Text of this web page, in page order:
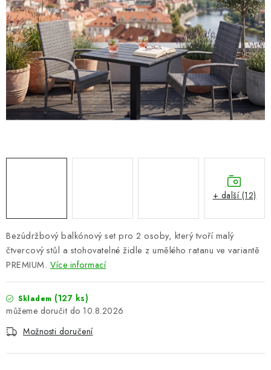
DOPLŇKY
PERGOLY
GRILY
VÝPRODEJ
Podmínky ochrany osobních údajů
Bezúdržbový balkónový set pro 2 osoby, který tvoří malý
čtvercový stůl a stohovatelné židle z umělého ratanu ve variantě
PREMIUM. Více informací
Skladem (127 ks)
10.8.2026
Možnosti doručení
+ další (12)